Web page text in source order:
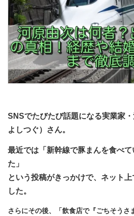
SNSでたびたび話題になる実業家
よしつぐ）さん。
最近では「新幹線で豚まんを食べ
た」
という投稿がきっかけで、ネット
した。
さらにその後、「飲食店で『ごちそうさ